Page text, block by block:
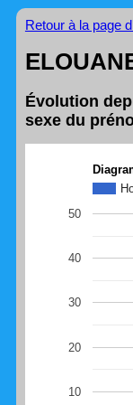
Retour à la page
Évolution
sexe du
10
20
30
40
50